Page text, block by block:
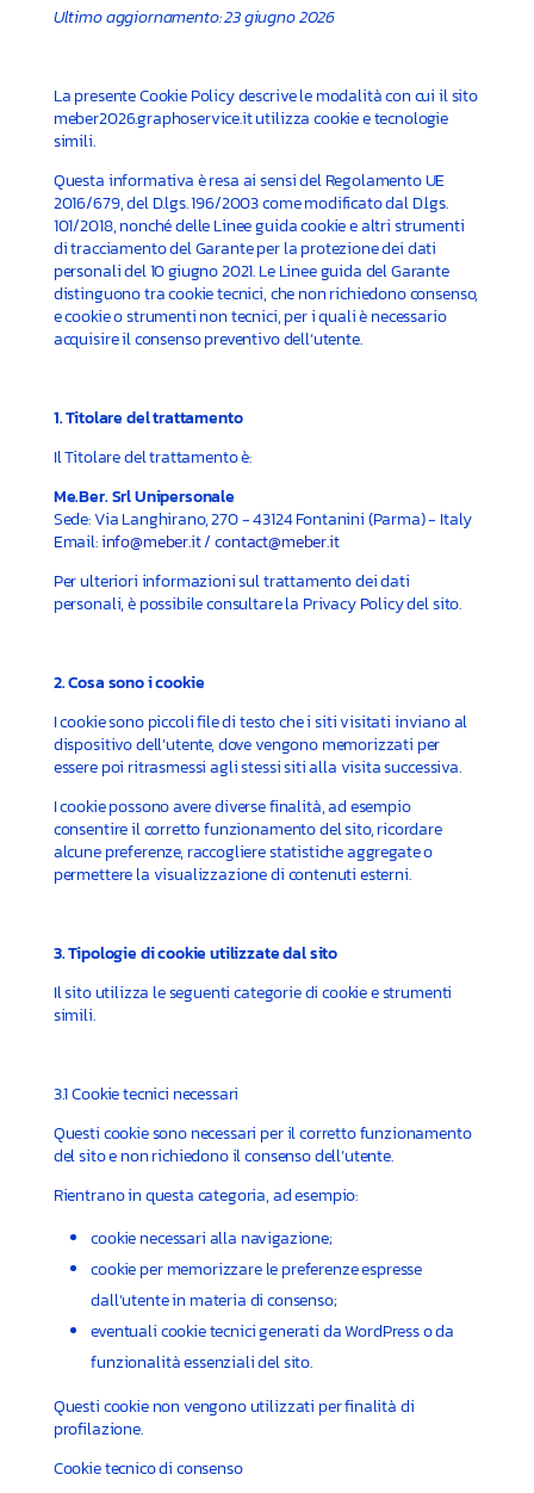
Ultimo aggiornamento: 23 giugno 2026
La presente Cookie Policy descrive le modalità con cui il sito
meber2026.graphoservice.it utilizza cookie e tecnologie
simili.
Questa informativa è resa ai sensi del Regolamento UE
2016/679, del D.lgs. 196/2003 come modificato dal D.lgs.
101/2018, nonché delle Linee guida cookie e altri strumenti
di tracciamento del Garante per la protezione dei dati
personali del 10 giugno 2021. Le Linee guida del Garante
distinguono tra cookie tecnici, che non richiedono consenso,
e cookie o strumenti non tecnici, per i quali è necessario
acquisire il consenso preventivo dell’utente.
1. Titolare del trattamento
Il Titolare del trattamento è:
Me.Ber. Srl Unipersonale
Sede: Via Langhirano, 270 - 43124 Fontanini (Parma) - Italy
Email:info@meber.it/contact@meber.it
Per ulteriori informazioni sul trattamento dei dati
personali, è possibile consultare la Privacy Policy del sito.
2. Cosa sono i cookie
I cookie sono piccoli file di testo che i siti visitati inviano al
dispositivo dell’utente, dove vengono memorizzati per
essere poi ritrasmessi agli stessi siti alla visita successiva.
I cookie possono avere diverse finalità, ad esempio
consentire il corretto funzionamento del sito, ricordare
alcune preferenze, raccogliere statistiche aggregate o
permettere la visualizzazione di contenuti esterni.
3. Tipologie di cookie utilizzate dal sito
Il sito utilizza le seguenti categorie di cookie e strumenti
simili.
3.1 Cookie tecnici necessari
Questi cookie sono necessari per il corretto funzionamento
del sito e non richiedono il consenso dell’utente.
Rientrano in questa categoria, ad esempio:
cookie necessari alla navigazione;
cookie per memorizzare le preferenze espresse
dall’utente in materia di consenso;
eventuali cookie tecnici generati da WordPress o da
funzionalità essenziali del sito.
Questi cookie non vengono utilizzati per finalità di
profilazione.
Cookie tecnico di consenso